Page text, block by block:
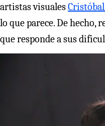
artistas visuales
lo que parece. De
que responde a sus